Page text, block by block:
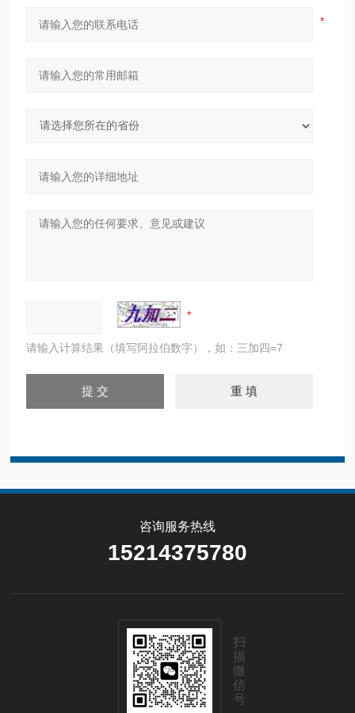
请输入计算结果（填写阿拉伯数字），如：三加四=7
咨询服务热线
15214375780
扫
描
微
信
号